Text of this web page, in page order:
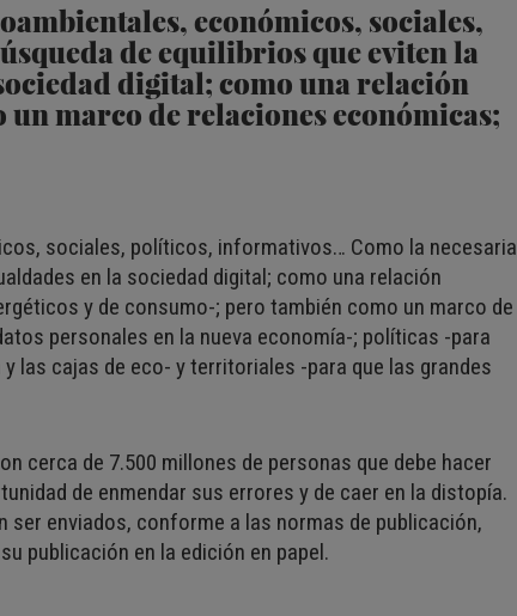
económicos, sociales,
de equilibrios que eviten la
digital; como una relación
marco de relaciones económicas;
sociales, políticos, informativos… Como la necesaria
en la sociedad digital; como una relación
y de consumo-; pero también como un marco de
personales en la nueva economía-; políticas -para
las cajas de eco- y territoriales -para que las grandes
cerca de 7.500 millones de personas que debe hacer
de enmendar sus errores y de caer en la distopía.
enviados, conforme a las normas de publicación,
publicación en la edición en papel.